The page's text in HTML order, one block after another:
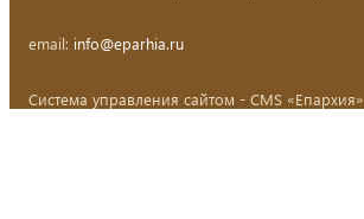
email: info@eparhia.ru
Система управления сайтом - CMS «Епархия»